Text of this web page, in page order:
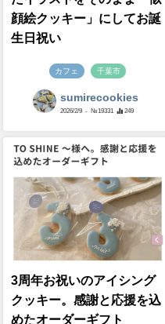
顔絵クッキー」にしてお誕
生日祝い
カフェ 千葉市
sumirecookies
2026/2/9 - №19331 249
3周年お祝いのアイシング
クッキー。感謝と応援を込
めたオーダーギフト